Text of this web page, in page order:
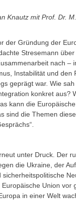
Knautz mit Prof. Dr.
der Gründung der
Stresemann
nach –
Instabilität und den
geprägt war. Wie
konkret aus?
kann die
sind die Themen
unter Druck. Der
die Ukraine, der
Europäische Union vor
in einer Welt